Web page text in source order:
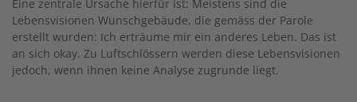
Eine zentrale Ursache hierfür ist: Meistens sind die
Lebensvisionen Wunschgebäude, die gemäss der Parole
erstellt wurden: Ich erträume mir ein anderes Leben. Das ist
an sich okay. Zu Luftschlössern werden diese Lebensvisionen
jedoch, wenn ihnen keine Analyse zugrunde liegt.